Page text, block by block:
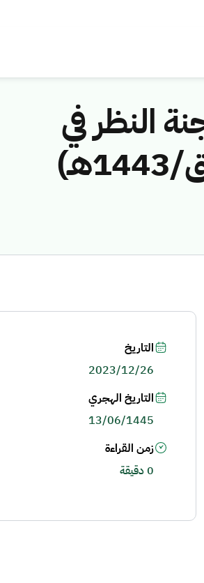
النظر في
مخالفات نظام الاتصالات رقم (4374444/ق/1443هـ)
التاريخ
2023/12/26
التاريخ الهجري
13/06/1445
زمن القراءة
0 دقيقة